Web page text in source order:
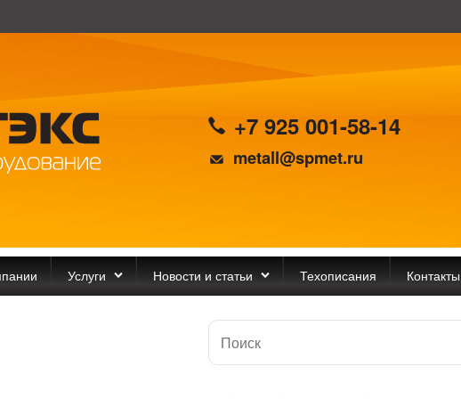
+7 925 001-58-14
metall@spmet.ru
Услуги Новости и статьи Техописания Контакты